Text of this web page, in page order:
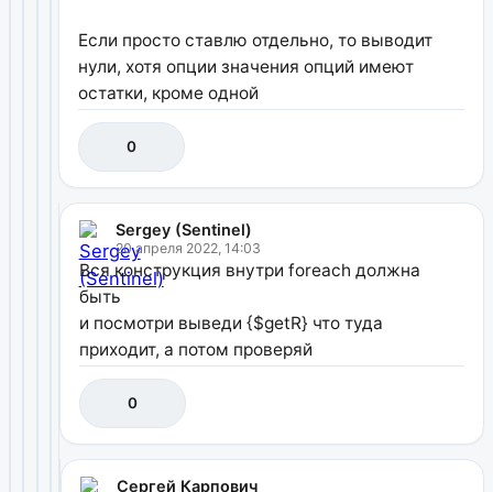
Если просто ставлю отдельно, то выводит
нули, хотя опции значения опций имеют
остатки, кроме одной
0
Sergey (Sentinel)
20 апреля 2022, 14:03
Вся конструкция внутри foreach должна
быть
и посмотри выведи {$getR} что туда
приходит, а потом проверяй
0
Сергей Карпович